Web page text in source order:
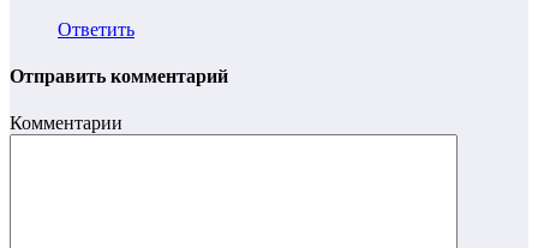
Ответить
Отправить комментарий
Комментарии